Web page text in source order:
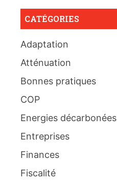
CATÉGORIES
Adaptation
Atténuation
Bonnes pratiques
COP
Energies décarbonées
Entreprises
Finances
Fiscalité